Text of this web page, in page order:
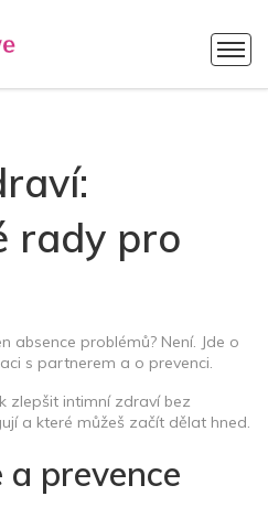
rady pro
absence problémů? Není. Jde o
s partnerem a o prevenci.
zlepšit intimní zdraví bez
a které můžeš začít dělat hned.
a prevence